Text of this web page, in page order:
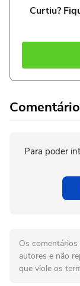
Curtiu?
Para poder
Os comentários
autores e não
que viole os